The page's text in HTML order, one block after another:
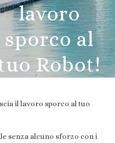
lavoro
sporco al
Robot!
il lavoro sporco al tuo
senza alcuno sforzo con i